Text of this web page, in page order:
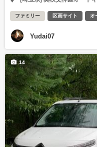
ファミリー 区画サイト オ
Yudai07
14